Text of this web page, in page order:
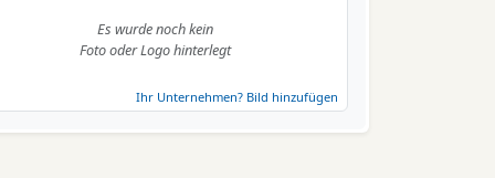
Es wurde noch kein
Foto oder Logo hinterlegt
Ihr Unternehmen? Bild hinzufügen